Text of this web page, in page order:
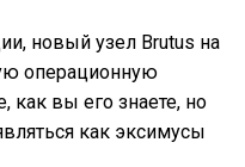
новый узел Brutus на
операционную
как вы его знаете, но
как эксимусы